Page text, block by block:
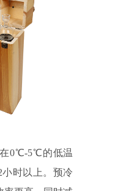
0℃-5℃的低温
时以上。预冷